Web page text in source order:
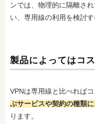
ンでは、物理的に隔離さ
い、専用線の利用を検討す
製品によってはコ
VPNは専用線と比べれば
ぶサービスや契約の種類
ります。